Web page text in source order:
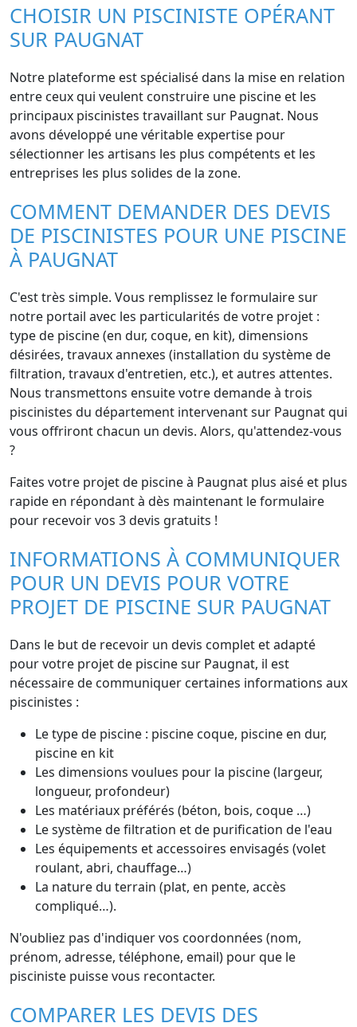
CHOISIR UN PISCINISTE OPÉRANT
SUR PAUGNAT
Notre plateforme est spécialisé dans la mise en relation
entre ceux qui veulent construire une piscine et les
principaux piscinistes travaillant sur Paugnat. Nous
avons développé une véritable expertise pour
sélectionner les artisans les plus compétents et les
entreprises les plus solides de la zone.
COMMENT DEMANDER DES DEVIS
DE PISCINISTES POUR UNE PISCINE
À PAUGNAT
C'est très simple. Vous remplissez le formulaire sur
notre portail avec les particularités de votre projet :
type de piscine (en dur, coque, en kit), dimensions
désirées, travaux annexes (installation du système de
filtration, travaux d'entretien, etc.), et autres attentes.
Nous transmettons ensuite votre demande à trois
piscinistes du département intervenant sur Paugnat qui
vous offriront chacun un devis. Alors, qu'attendez-vous
?
Faites votre projet de piscine à Paugnat plus aisé et plus
rapide en répondant à dès maintenant le formulaire
pour recevoir vos 3 devis gratuits !
INFORMATIONS À COMMUNIQUER
POUR UN DEVIS POUR VOTRE
PROJET DE PISCINE SUR PAUGNAT
Dans le but de recevoir un devis complet et adapté
pour votre projet de piscine sur Paugnat, il est
nécessaire de communiquer certaines informations aux
piscinistes :
Le type de piscine : piscine coque, piscine en dur,
piscine en kit
Les dimensions voulues pour la piscine (largeur,
longueur, profondeur)
Les matériaux préférés (béton, bois, coque …)
Le système de filtration et de purification de l'eau
Les équipements et accessoires envisagés (volet
roulant, abri, chauffage…)
La nature du terrain (plat, en pente, accès
compliqué…).
N'oubliez pas d'indiquer vos coordonnées (nom,
prénom, adresse, téléphone, email) pour que le
pisciniste puisse vous recontacter.
COMPARER LES DEVIS DES